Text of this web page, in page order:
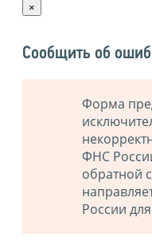
×
Сообщить об
Форма
ФНС
обратной
России